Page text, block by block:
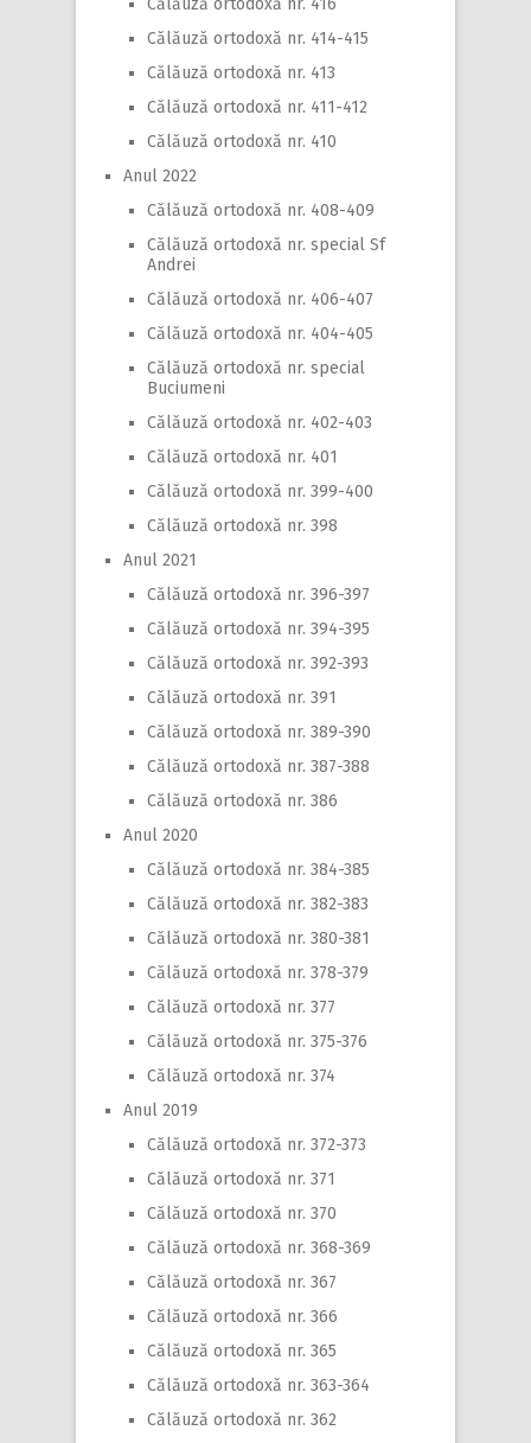
Călăuză ortodoxă nr. 416
Călăuză ortodoxă nr. 414-415
Călăuză ortodoxă nr. 413
Călăuză ortodoxă nr. 411-412
Călăuză ortodoxă nr. 410
Anul 2022
Călăuză ortodoxă nr. 408-409
Călăuză ortodoxă nr. special Sf
Andrei
Călăuză ortodoxă nr. 406-407
Călăuză ortodoxă nr. 404-405
Călăuză ortodoxă nr. special
Buciumeni
Călăuză ortodoxă nr. 402-403
Călăuză ortodoxă nr. 401
Călăuză ortodoxă nr. 399-400
Călăuză ortodoxă nr. 398
Anul 2021
Călăuză ortodoxă nr. 396-397
Călăuză ortodoxă nr. 394-395
Călăuză ortodoxă nr. 392-393
Călăuză ortodoxă nr. 391
Călăuză ortodoxă nr. 389-390
Călăuză ortodoxă nr. 387-388
Călăuză ortodoxă nr. 386
Anul 2020
Călăuză ortodoxă nr. 384-385
Călăuză ortodoxă nr. 382-383
Călăuză ortodoxă nr. 380-381
Călăuză ortodoxă nr. 378-379
Călăuză ortodoxă nr. 377
Călăuză ortodoxă nr. 375-376
Călăuză ortodoxă nr. 374
Anul 2019
Călăuză ortodoxă nr. 372-373
Călăuză ortodoxă nr. 371
Călăuză ortodoxă nr. 370
Călăuză ortodoxă nr. 368-369
Călăuză ortodoxă nr. 367
Călăuză ortodoxă nr. 366
Călăuză ortodoxă nr. 365
Călăuză ortodoxă nr. 363-364
Călăuză ortodoxă nr. 362